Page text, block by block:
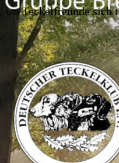
. wo Teckelfreunde sich